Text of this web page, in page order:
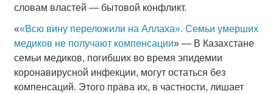
словам властей — бытовой конфликт.
««Всю вину переложили на Аллаха». Семьи умерших
медиков не получают компенсации» — В Казахстане
семьи медиков, погибших во время эпидемии
коронавирусной инфекции, могут остаться без
компенсаций. Этого права их, в частности, лишает